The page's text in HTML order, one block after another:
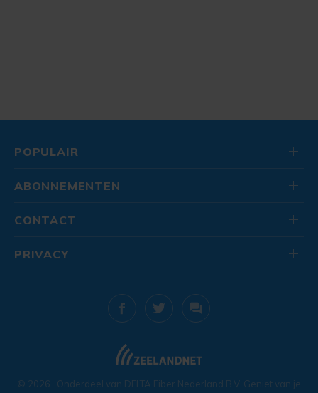
POPULAIR
ABONNEMENTEN
CONTACT
© 2026 . Onderdeel van DELTA Fiber Nederland B.V. Geniet van je
PRIVACY